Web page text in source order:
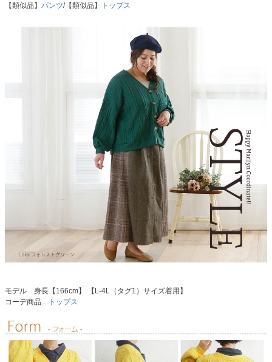
【類似品】 パンツ/【類似品】 トップス
モデル 身長【166cm】 【L-4L（タグ1）サイズ着用】
コーデ商品… トップス